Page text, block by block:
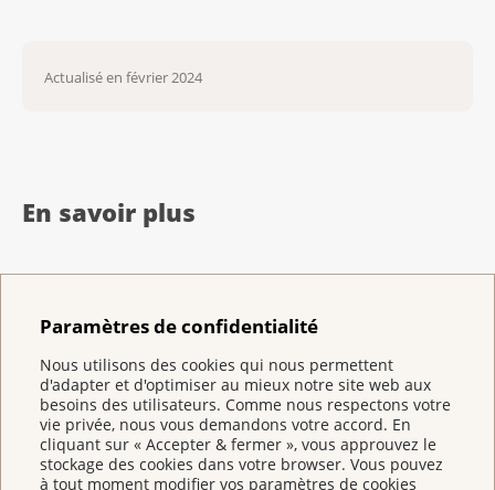
Paramètres de confidentialité
Nous utilisons des cookies qui nous permettent
d'adapter et d'optimiser au mieux notre site web aux
besoins des utilisateurs. Comme nous respectons votre
vie privée, nous vous demandons votre accord. En
cliquant sur « Accepter & fermer », vous approuvez le
stockage des cookies dans votre browser. Vous pouvez
à tout moment modifier vos paramètres de cookies
vasculaire, hôpital municipal Triemli de
université et hôpital universitaire de
Ligue suisse contre le cancer, Berne
Bauchspeicheldrüsenkrebs.
kid.dkfz.de/wissensdatenbank/pankreaskarziom/
pankreaskarzinom-
Krebsgesellschaft, Deutsche Krebshilfe,
exokrinen Pankreaskarzinom.
Langversion 2.0.
https://www.leitlinienprogramm-
onkologie.de/leitlinien/pankreaskarzinom/
Actualisé en février 2024
En savoir plus
Qu’est-ce que le pancréas ?
Qu’est-ce que le cancer du
pancréas ?